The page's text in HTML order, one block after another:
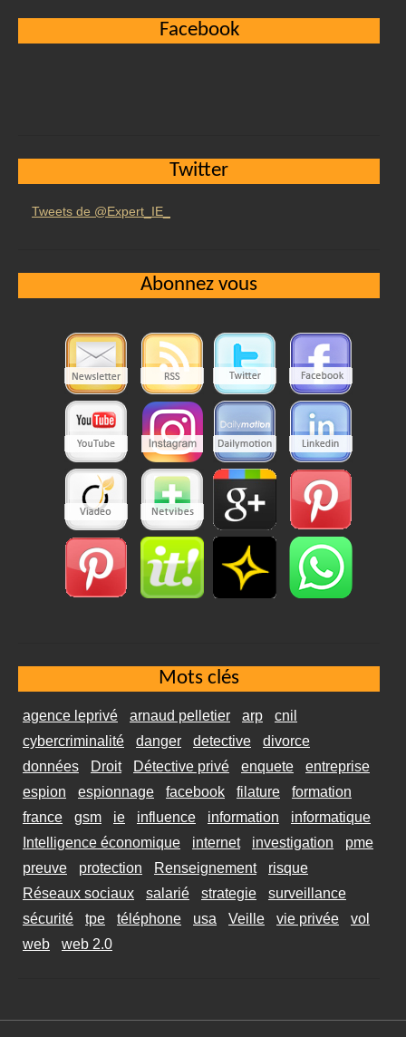
Facebook
Twitter
Tweets de @Expert_IE_
Abonnez vous
Mots clés
agence leprivé arnaud pelletier arp
cnil
cybercriminalité
danger detective
divorce
données
Droit Détective privé enquete
entreprise
espion
espionnage facebook filature
formation
france
gsm ie influence information
informatique
Intelligence économique
internet investigation
pme
preuve
protection Renseignement
risque
Réseaux sociaux
salarié strategie
surveillance
sécurité
tpe téléphone usa Veille vie privée
vol
web
web 2.0